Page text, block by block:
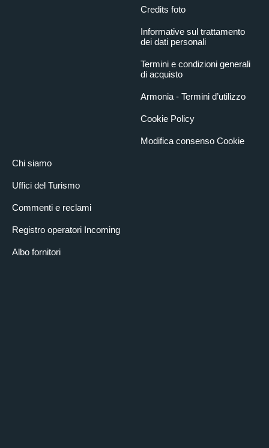
Chi siamo
Uffici del Turismo
Commenti e reclami
Registro operatori Incoming
Albo fornitori
Credits foto
Informative sul trattamento
dei dati personali
Termini e condizioni generali
di acquisto
Armonia - Termini d’utilizzo
Cookie Policy
Modifica consenso Cookie